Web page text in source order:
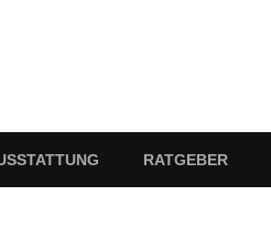
RATGEBER